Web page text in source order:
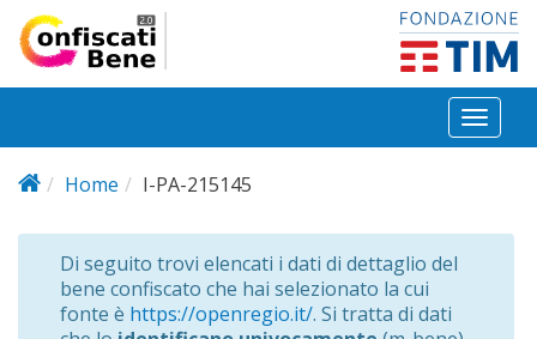
Salta al contenuto principale
Toggle
Home
I-PA-215145
Di seguito trovi elencati i dati di dettaglio del
bene confiscato che hai selezionato la cui
fonte è https://openregio.it/. Si tratta di dati